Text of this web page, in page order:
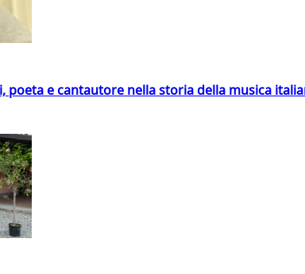
poeta e cantautore nella storia della musica